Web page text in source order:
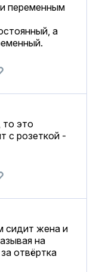
переменным
а
то это
с розеткой -
сидит жена и
на
отвёртка